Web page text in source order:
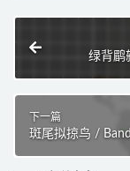
绿背鹛
下一篇
斑尾拟掠鸟 /